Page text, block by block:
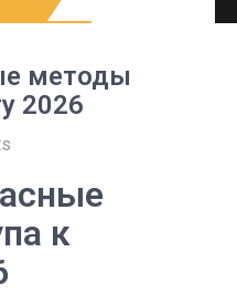
методы
2026
к